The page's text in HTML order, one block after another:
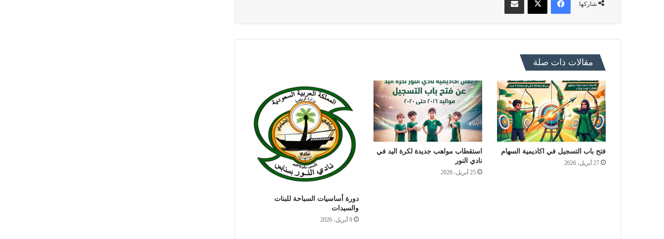
شاركها
مقالات ذات صلة
فتح باب التسجيل في اكاديمية السهام
27 أبريل، 2026
استقطاب مواهب جديدة لكرة اليد في
نادي النور
25 أبريل، 2026
دورة أساسيات السباحة للبنات
والسيدات
9 أبريل، 2026